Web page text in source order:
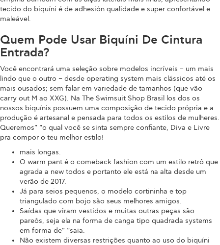
tecido do biquíni é de adhesión qualidade e super confortável e
maleável.
Quem Pode Usar Biquíni De Cintura
Entrada?
Você encontrará uma seleção sobre modelos incríveis – um mais
lindo que o outro – desde operating system mais clássicos até os
mais ousados; sem falar em variedade de tamanhos (que vão
carry out M ao XXG). Na The Swimsuit Shop Brasil los dos os
nossos biquínis possuem uma composição de tecido própria e a
produção é artesanal e pensada para todos os estilos de mulheres.
Queremos” “o qual você se sinta sempre confiante, Diva e Livre
pra compor o teu melhor estilo!
mais longas.
O warm pant é o comeback fashion com um estilo retrô que
agrada a new todos e portanto ele está na alta desde um
verão de 2017.
Já para seios pequenos, o modelo cortininha e top
triangulado com bojo são seus melhores amigos.
Saídas que viram vestidos e muitas outras peças são
pareôs, seja ela na forma de canga tipo quadrada systems
em forma de” “saia.
Não existem diversas restrições quanto ao uso do biquíni